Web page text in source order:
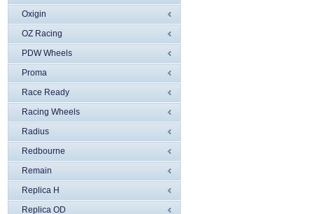
Oxigin
OZ Racing
PDW Wheels
Proma
Race Ready
Racing Wheels
Radius
Redbourne
Remain
Replica H
Replica OD